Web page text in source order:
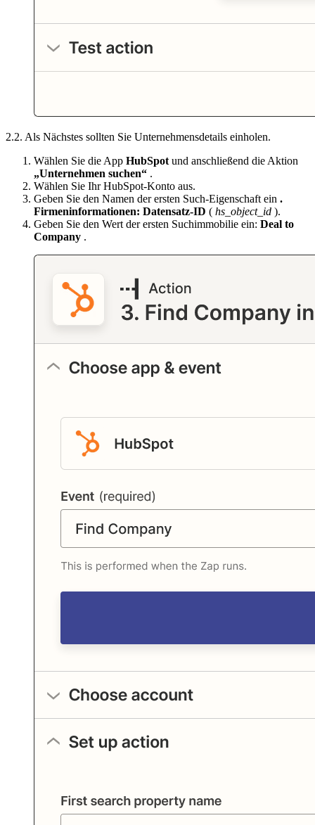
2.2. Als Nächstes sollten Sie Unternehmensdetails einholen.
Wählen Sie die App HubSpot und anschließend die Aktion
„Unternehmen suchen“ .
Wählen Sie Ihr HubSpot-Konto aus.
Geben Sie den Namen der ersten Such-Eigenschaft ein .
Firmeninformationen: Datensatz-ID ( hs_object_id ).
Geben Sie den Wert der ersten Suchimmobilie ein: Deal to
Company .